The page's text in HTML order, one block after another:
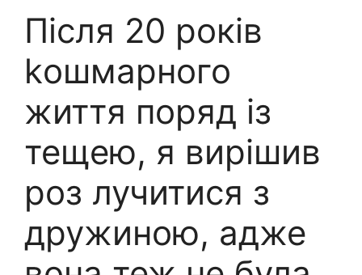
Після 20 років
kошмарного
життя поряд із
тещею, я вирішив
роз лучитися з
дружиною, адже